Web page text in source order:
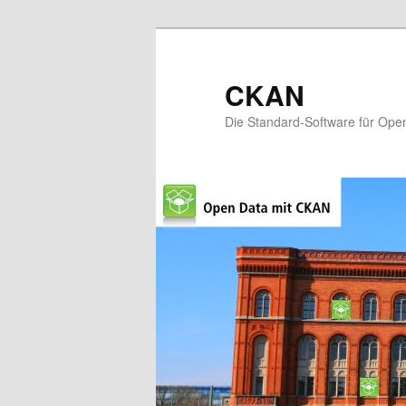
CKAN
Die Standard-Software für